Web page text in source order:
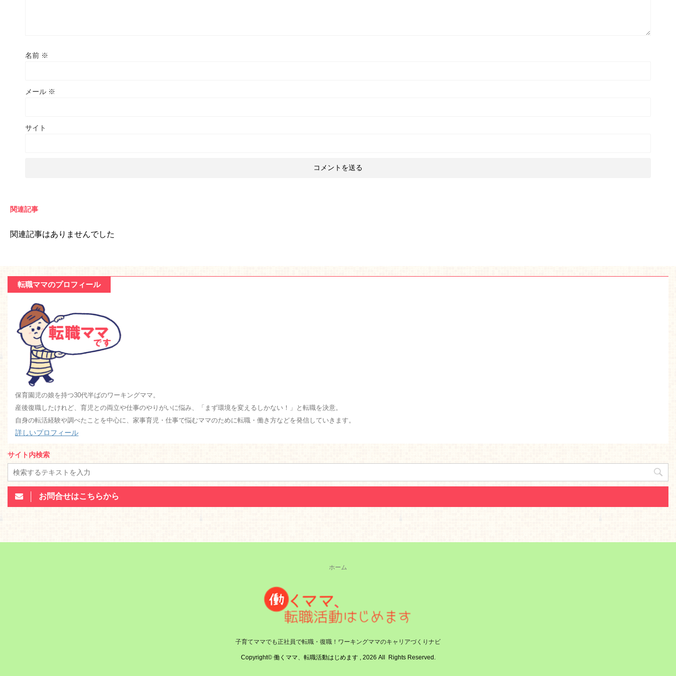
名前 ※
メール ※
サイト
関連記事
関連記事はありませんでした
転職ママのプロフィール
保育園児の娘を持つ30代半ばのワーキングママ。
産後復職したけれど、育児との両立や仕事のやりがいに悩み、「まず環境を変えるしかない！」と転職を決意。
自身の転活経験や調べたことを中心に、家事育児・仕事で悩むママのために転職・働き方などを発信していきます。
詳しいプロフィール
サイト内検索
お問合せはこちらから
ホーム
子育てママでも正社員で転職・復職！ワーキングママのキャリアづくりナビ
Copyright© 働くママ、転職活動はじめます , 2026 All Rights Reserved.